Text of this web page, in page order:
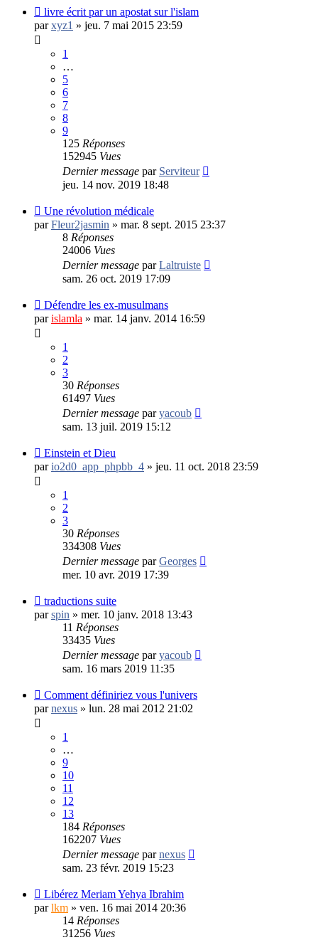
livre écrit par un apostat sur l'islam
parxyz1 » jeu. 7 mai 2015 23:59
1
…
5
6
7
8
9
125 Réponses
152945 Vues
Dernier message par Serviteur
jeu. 14 nov. 2019 18:48
Une révolution médicale
parFleur2jasmin » mar. 8 sept. 2015 23:37
8 Réponses
24006 Vues
Dernier message parLaltruiste
sam. 26 oct. 2019 17:09
Défendre les ex-musulmans
parislamla » mar. 14 janv. 2014 16:59
1
2
3
30 Réponses
61497 Vues
Dernier message paryacoub
sam. 13 juil. 2019 15:12
Einstein et Dieu
pario2d0_app_phpbb_4 » jeu. 11 oct. 2018 23:59
1
2
3
30 Réponses
334308 Vues
Dernier message parGeorges
mer. 10 avr. 2019 17:39
traductions suite
parspin » mer. 10 janv. 2018 13:43
11 Réponses
33435 Vues
Dernier message paryacoub
sam. 16 mars 2019 11:35
Comment définiriez vous l'univers
parnexus » lun. 28 mai 2012 21:02
1
…
9
10
11
12
13
184 Réponses
162207 Vues
Dernier message parnexus
sam. 23 févr. 2019 15:23
Libérez Meriam Yehya Ibrahim
parlkm » ven. 16 mai 2014 20:36
14 Réponses
31256 Vues